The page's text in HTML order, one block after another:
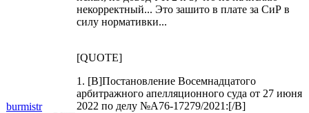
burmistr
некорректный... Это зашито в плате за СиР в
силу нормативки...
[QUOTE]
1. [B]Постановление Восемнадцатого
арбитражного апелляционного суда от 27 июня
2022 по делу №А76-17279/2021:[/B]